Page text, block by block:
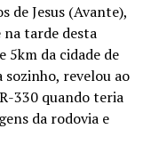
de Jesus (Avante),
na tarde desta
5km da cidade de
sozinho, revelou ao
330 quando teria
da rodovia e